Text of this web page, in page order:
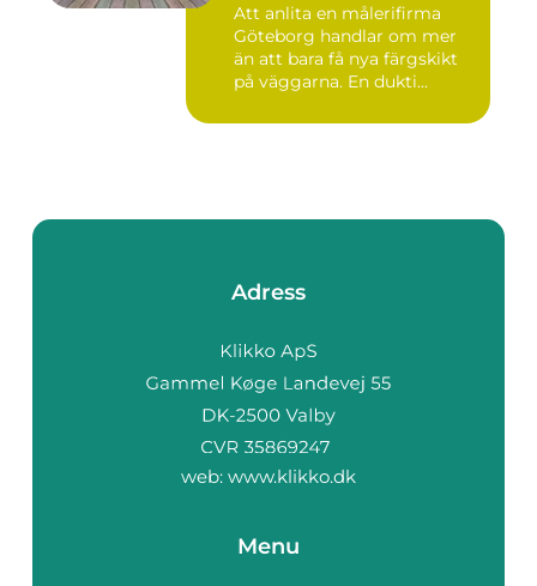
Att anlita en målerifirma
Göteborg handlar om mer
än att bara få nya färgskikt
på väggarna. En dukti...
Adress
web: www.klikko.dk
Menu